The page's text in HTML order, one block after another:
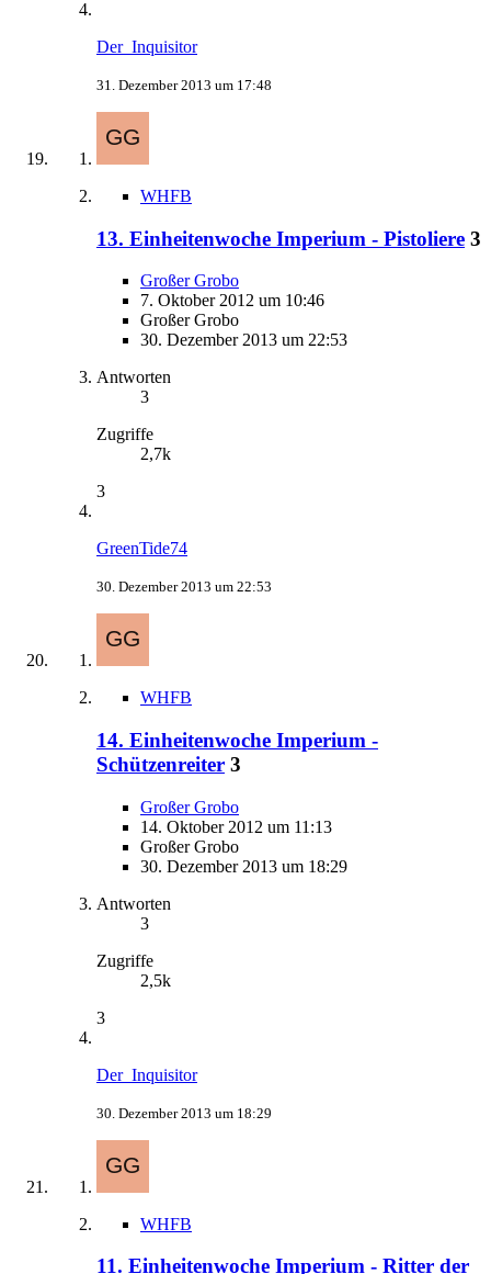
Der_Inquisitor
31. Dezember 2013 um 17:48
WHFB
13. Einheitenwoche Imperium - Pistoliere 3
Großer Grobo
7. Oktober 2012 um 10:46
Großer Grobo
30. Dezember 2013 um 22:53
Antworten
3
Zugriffe
2,7k
3
GreenTide74
30. Dezember 2013 um 22:53
WHFB
14. Einheitenwoche Imperium -
Schützenreiter 3
Großer Grobo
14. Oktober 2012 um 11:13
Großer Grobo
30. Dezember 2013 um 18:29
Antworten
3
Zugriffe
2,5k
3
Der_Inquisitor
30. Dezember 2013 um 18:29
WHFB
11. Einheitenwoche Imperium - Ritter der